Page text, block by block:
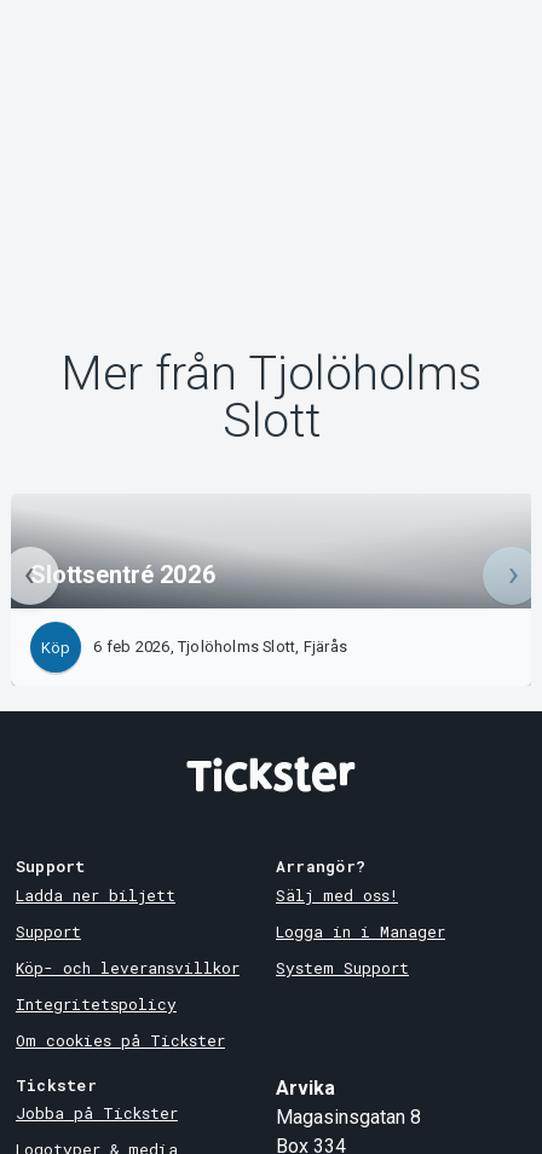
Mer från Tjolöholms
Slott
Slottsentré 2026
Köp 6 feb 2026, Tjolöholms Slott, Fjärås
Support
Ladda ner biljett
Support
Köp- och leveransvillkor
Integritetspolicy
Om cookies på Tickster
Arrangör?
Sälj med oss!
Logga in i Manager
System Support
Tickster
Jobba på Tickster
Logotyper & media
Arvika
Magasinsgatan 8
Box 334